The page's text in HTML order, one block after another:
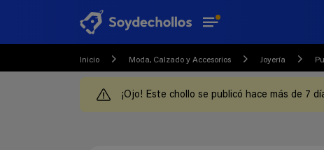
Inicio Moda, Calzado y Accesorios Joyería
¡Ojo! Este chollo se publicó hace más de 7